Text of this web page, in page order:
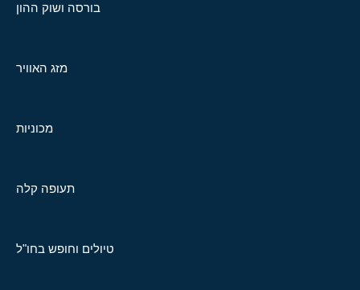
בורסה ושוק ההון
מזג האוויר
מכוניות
תעופה קלה
טיולים וחופש בחו"ל